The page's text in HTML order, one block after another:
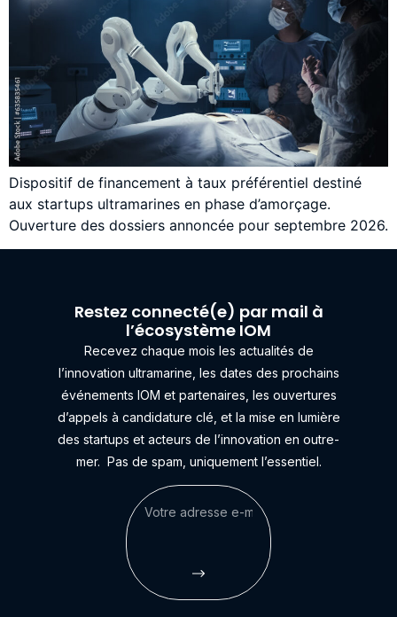
Dispositif de financement à taux préférentiel destiné
aux startups ultramarines en phase d’amorçage.
Ouverture des dossiers annoncée pour septembre 2026.
Restez connecté(e) par mail à
l’écosystème IOM
Recevez chaque mois les actualités de
l’innovation ultramarine, les dates des prochains
événements IOM et partenaires, les ouvertures
d’appels à candidature clé, et la mise en lumière
des startups et acteurs de l’innovation en outre-
mer. Pas de spam, uniquement l’essentiel.